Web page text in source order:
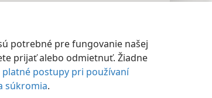
potrebné pre fungovanie našej
prijať alebo odmietnuť. Žiadne
platné postupy pri používaní
súkromia.